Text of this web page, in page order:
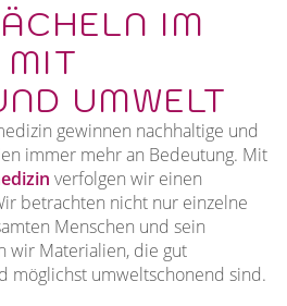
IM
MIT
UMWELT
gewinnen nachhaltige und
immer mehr an Bedeutung. Mit
verfolgen wir einen
betrachten nicht nur einzelne
Menschen und sein
wir Materialien, die gut
möglichst umweltschonend sind.